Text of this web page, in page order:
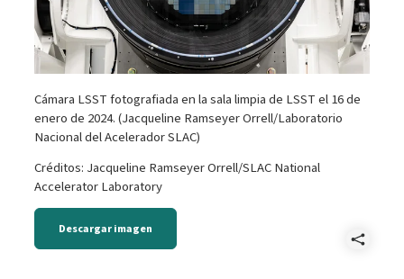
Cámara LSST fotografiada en la sala limpia de LSST el 16 de
enero de 2024. (Jacqueline Ramseyer Orrell/Laboratorio
Nacional del Acelerador SLAC)
Créditos: Jacqueline Ramseyer Orrell/SLAC National
Accelerator Laboratory
Descargar imagen